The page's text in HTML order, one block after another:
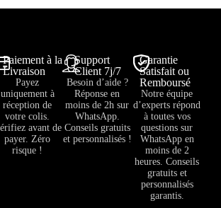
Paiement à la
Livraison
Payez
uniquement à
réception de
votre colis.
avant de
payer. Zéro
risque !
Support
Client 7j/7
Besoin d’aide ?
Réponse en
moins de 2h sur
WhatsApp.
Conseils gratuits
et personnalisés !
Garantie
Satisfait ou
Remboursé
Notre équipe
d’experts répond
à toutes vos
questions sur
WhatsApp en
moins de 2
heures. Conseils
gratuits et
personnalisés
garantis.